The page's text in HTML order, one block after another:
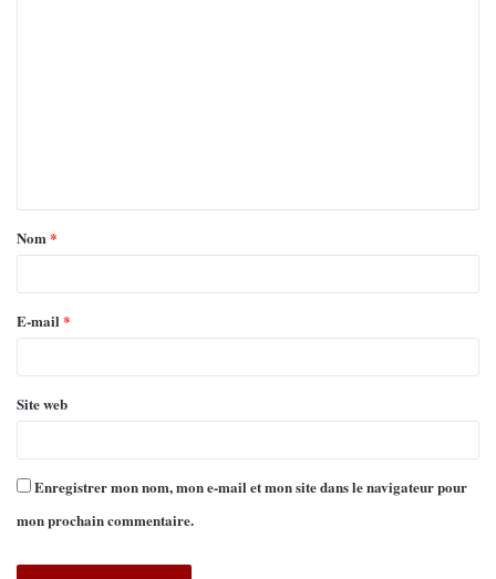
Nom*
E-mail *
Site web
Enregistrer mon nom, mon e-mail et mon site dans le navigateur pour
mon prochain commentaire.